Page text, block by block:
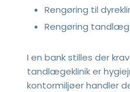
Rengøring til
Rengøring
I en bank stilles der
tandlægeklinik er
kontormiljøer handler